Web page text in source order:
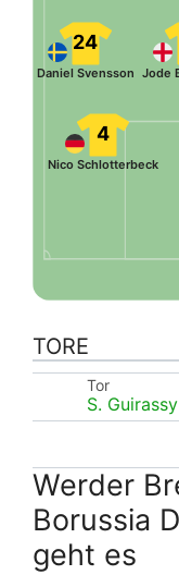
4
Nico Schlotterbeck
24
Daniel Svensson Jode
TORE
Tor
S. Guirassy
Werder
Borussia
geht es